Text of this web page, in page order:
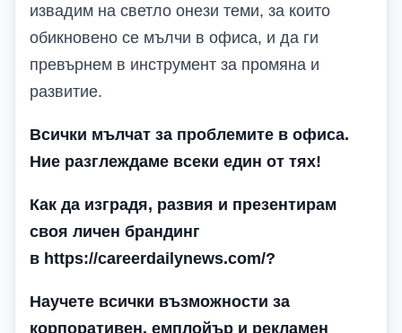
извадим на светло онези теми, за които
обикновено се мълчи в офиса, и да ги
превърнем в инструмент за промяна и
развитие.
Всички мълчат за проблемите в офиса.
Ние разглеждаме всеки един от тях!
Как да изградя, развия и презентирам
своя личен брандинг
в https://careerdailynews.com/?
Научете всички възможности за
корпоративен, емплойър и рекламен